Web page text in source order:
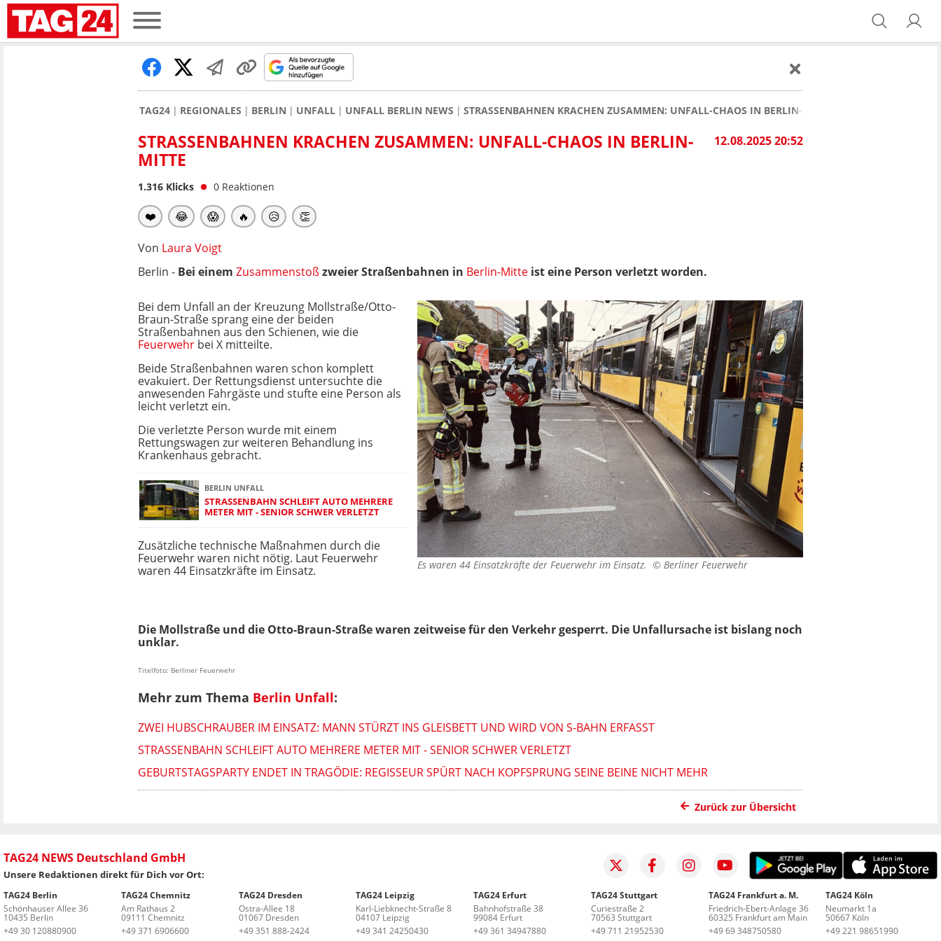
TAG24 REGIONALES BERLIN UNFALL UNFALL BERLIN NEWS STRASSENBAHNEN KRACHEN ZUSAMMEN: UNFALL-CHAOS IN BERLIN-MITTE
12.08.2025 20:52
STRASSENBAHNEN KRACHEN ZUSAMMEN: UNFALL-CHAOS IN BERLIN-M
ITTE
1.316 Klicks 0 Reaktionen
❤️ 😂 😱 🔥 😥 👏
Von Laura Voigt
Berlin - Bei einem Zusammenstoßzweier Straßenbahnen in Berlin-Mitte ist eine Person verletzt worden.
Es waren 44 Einsatzkräfte der Feuerwehr im Einsatz. © Berliner Feuerwehr
Bei dem Unfall an der Kreuzung Mollstraße/Otto-
Braun-Straße sprang eine der beiden
Straßenbahnen aus den Schienen, wie die
Feuerwehr bei X mitteilte.
Beide Straßenbahnen waren schon komplett
evakuiert. Der Rettungsdienst untersuchte die
anwesenden Fahrgäste und stufte eine Person als
leicht verletzt ein.
Die verletzte Person wurde mit einem
Rettungswagen zur weiteren Behandlung ins
Krankenhaus gebracht.
BERLIN UNFALL
STRASSENBAHN SCHLEIFT AUTO MEHRERE M
ETER MIT - SENIOR SCHWER VERLETZT
Zusätzliche technische Maßnahmen durch die
Feuerwehr waren nicht nötig. Laut Feuerwehr
waren 44 Einsatzkräfte im Einsatz.
Die Mollstraße und die Otto-Braun-Straße waren zeitweise für den Verkehr gesperrt. Die Unfallursache ist bislang noch
unklar.
Titelfoto: Berliner Feuerwehr
Mehr zum Thema Berlin Unfall:
ZWEI HUBSCHRAUBER IM EINSATZ: MANN STÜRZT INS GLEISBETT UND WIRD VON S-BAHN ERFASST
STRASSENBAHN SCHLEIFT AUTO MEHRERE METER MIT - SENIOR SCHWER VERLETZT
GEBURTSTAGSPARTY ENDET IN TRAGÖDIE: REGISSEUR SPÜRT NACH KOPFSPRUNG SEINE BEINE NICHT MEHR
Zurück zur Übersicht
TAG24 NEWS Deutschland GmbH
Unsere Redaktionen direkt für Dich vor Ort:
TAG24 Berlin
Schönhauser Allee 36
10435 Berlin
+49 30 120880900
TAG24 Chemnitz
Am Rathaus 2
09111 Chemnitz
+49 371 6906600
TAG24 Dresden
Ostra-Allee 18
01067 Dresden
+49 351 888-2424
TAG24 Leipzig
Karl-Liebknecht-Straße 8
04107 Leipzig
+49 341 24250430
TAG24 Erfurt
Bahnhofstraße 38
99084 Erfurt
+49 361 34947880
TAG24 Stuttgart
Curiestraße 2
70563 Stuttgart
+49 711 21952530
TAG24 Frankfurt a. M.
Friedrich-Ebert-Anlage 36
60325 Frankfurt am Main
+49 69 348750580
TAG24 Köln
Neumarkt 1a
50667 Köln
+49 221 98651990